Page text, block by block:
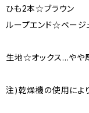
ひも2本☆ブラウン
ループエンド☆ベージ
生地☆オックス…や
注)乾燥機の使用によ